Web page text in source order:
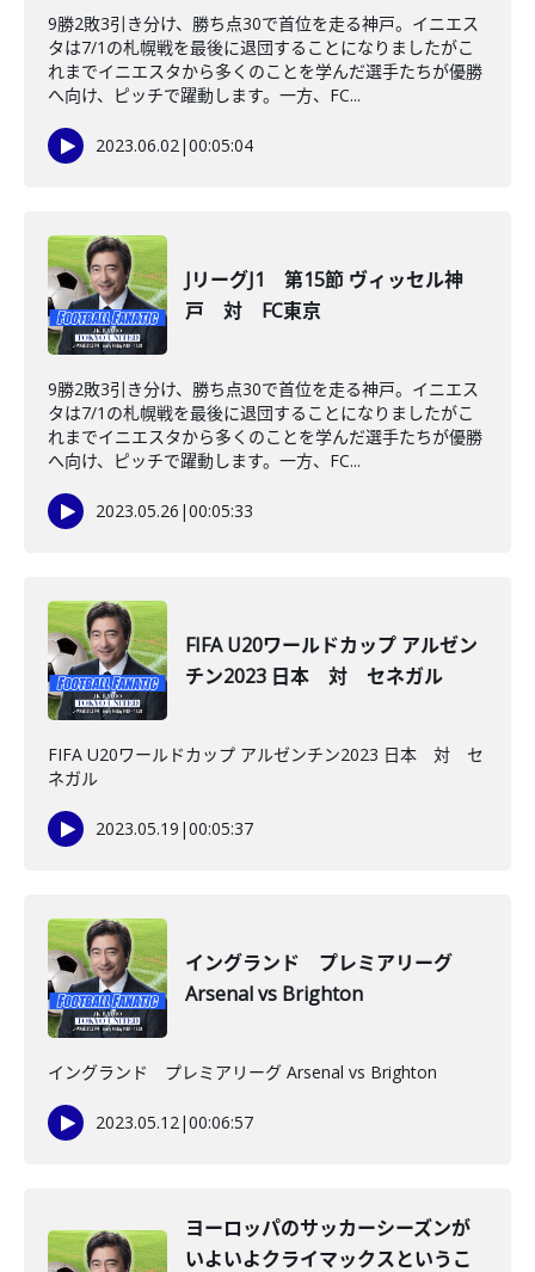
9勝2敗3引き分け、勝ち点30で首位を走る神戸。イニエス
タは7/1の札幌戦を最後に退団することになりましたがこ
れまでイニエスタから多くのことを学んだ選手たちが優勝
へ向け、ピッチで躍動します。一方、FC...
2023.06.02|00:05:04
JリーグJ1 第15節 ヴィッセル神
戸 対 FC東京
9勝2敗3引き分け、勝ち点30で首位を走る神戸。イニエス
タは7/1の札幌戦を最後に退団することになりましたがこ
れまでイニエスタから多くのことを学んだ選手たちが優勝
へ向け、ピッチで躍動します。一方、FC...
2023.05.26 |00:05:33
FIFA U20ワールドカップ アルゼン
チン2023 日本 対 セネガル
FIFA U20ワールドカップ アルゼンチン2023 日本 対 セ
ネガル
2023.05.19 |00:05:37
イングランド プレミアリーグ
Arsenal vs Brighton
イングランド プレミアリーグ Arsenal vs Brighton
2023.05.12|00:06:57
ヨーロッパのサッカーシーズンが
いよいよクライマックスというこ